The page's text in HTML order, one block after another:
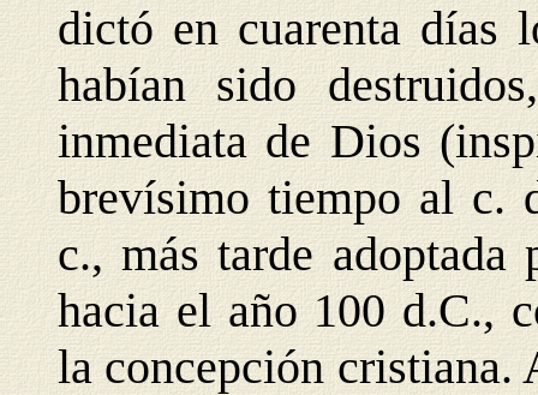
dictó en cuarenta días
habían sido
inmediata de Dios
brevísimo tiempo al c.
c., más tarde
hacia el año 100 d.C.,
la concepción cristiana.